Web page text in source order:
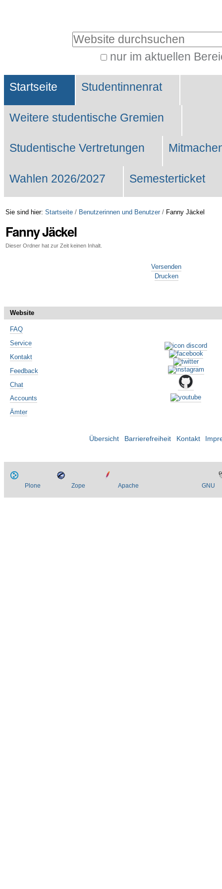
Website durchsuchen
nur im aktuellen
Suche…
Sektionen
Startseite Studentinnenrat
Weitere studentische Gremien
Studentische Vertretungen
Wahlen 2026/2027 Semesterticket
Sie sind hier: Startseite / Benutzerinnen und Benutzer / Fanny Jäckel
Fanny Jäckel
Dieser Ordner hat zur Zeit keinen Inhalt.
Versenden
Drucken
Website
FAQ
Service
Kontakt
Feedback
Chat
Accounts
Ämter
Übersicht Barrierefreiheit Kontakt
Plone Zope Apache GNU